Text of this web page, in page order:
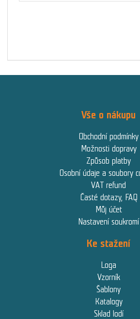
Vše o nákupu
Obchodní podmínky
Možnosti dopravy
Způsob platby
Osobní údaje a soubory
VAT refund
Časté dotazy, FAQ
Můj účet
Nastavení soukromí
Ke stažení
Loga
Vzorník
Šablony
Katalogy
Sklad lodí